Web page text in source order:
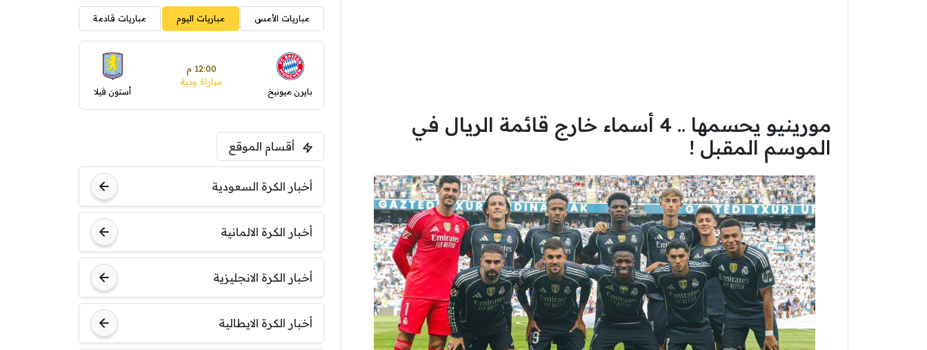
مورينيو يحسمها .. 4 أسماء خارج قائمة الريال في
الموسم المقبل !
مباريات الأمس مباريات اليوم مباريات قادمة
بايرن ميونيخ
12:00 م
مباراة ودية
أستون فيلا
أقسام الموقع
أخبار الكرة السعودية
أخبار الكرة الالمانية
أخبار الكرة الانجليزية
أخبار الكرة الايطالية